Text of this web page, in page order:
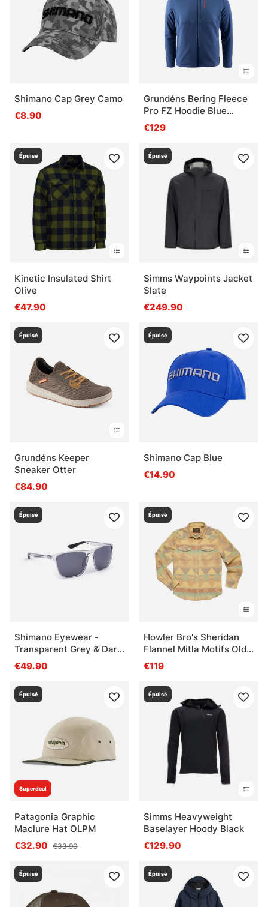
Shimano Cap Grey Camo
€8.90
Grundéns Bering Fleece
Pro FZ Hoodie Blue
Abyss
€129
Épuisé
Kinetic Insulated Shirt
Olive
€47.90
Épuisé
Simms Waypoints Jacket
Slate
€249.90
Épuisé
Grundéns Keeper
Sneaker Otter
€84.90
Épuisé
Shimano Cap Blue
€14.90
Épuisé
Shimano Eyewear -
Transparent Grey & Dark
Grey
€49.90
Épuisé
Howler Bro's Sheridan
Flannel Mitla Motifs Old
Gold
€119
Superdeal
Épuisé
Patagonia Graphic
Maclure Hat OLPM
€32.90 €33.90
Épuisé
Simms Heavyweight
Baselayer Hoody Black
€129.90
Épuisé Épuisé